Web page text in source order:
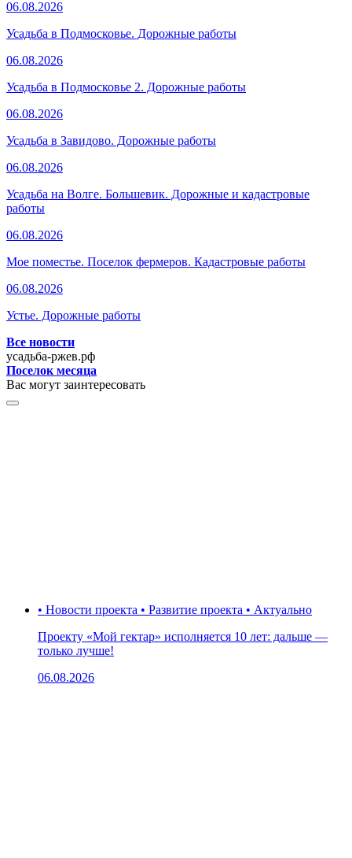
06.08.2026
Усадьба в Подмосковье. Дорожные работы
06.08.2026
Усадьба в Подмосковье 2. Дорожные работы
06.08.2026
Усадьба в Завидово. Дорожные работы
06.08.2026
Усадьба на Волге. Большевик. Дорожные и кадастровые
работы
06.08.2026
Мое поместье. Поселок фермеров. Кадастровые работы
06.08.2026
Устье. Дорожные работы
Все новости
усадьба-ржев.рф
Поселок месяца
Вас могут заинтересовать
• Новости проекта • Развитие проекта • Актуально
Проекту «Мой гектар» исполняется 10 лет: дальше —
только лучше!
06.08.2026